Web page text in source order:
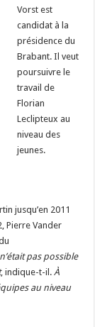
Vorst est
candidat à la
présidence du
Brabant. Il veut
poursuivre le
travail de
Florian
Leclipteux au
niveau des
jeunes.
jusqu’en 2011
Pierre Vander
pas possible
, indique-t-il.À
au niveau